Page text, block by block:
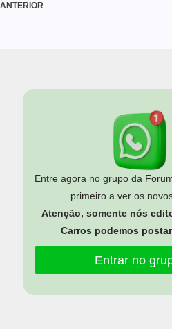
ANTERIOR
Entre agora no grupo da
primeiro a ver os
Atenção, somente nós
Carros podemos
Entrar no